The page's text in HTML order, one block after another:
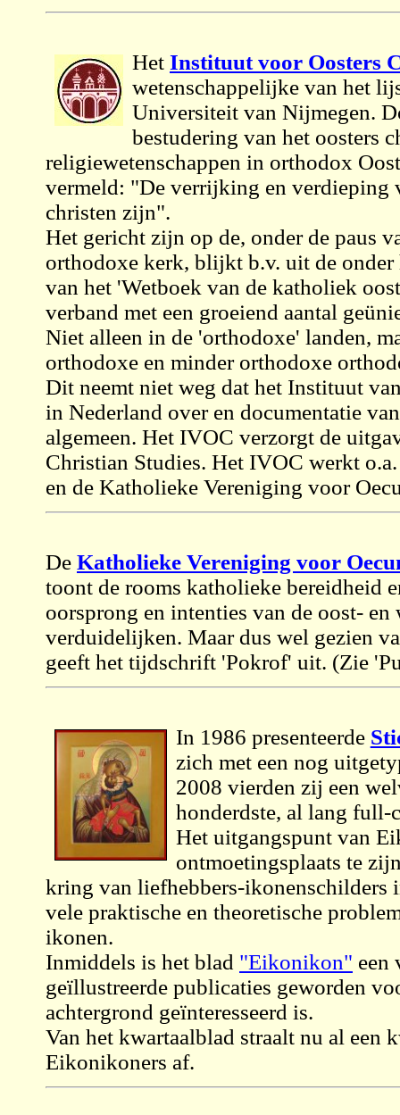
Het Instituut voor Oosters
wetenschappelijke van het
Universiteit van Nijmegen.
bestudering van het oosters
religiewetenschappen in orthodox
vermeld: "De verrijking en verdieping
christen zijn".
Het gericht zijn op de, onder de paus
orthodoxe kerk, blijkt b.v. uit de
van het 'Wetboek van de katholiek
verband met een groeiend aantal
Niet alleen in de 'orthodoxe' landen,
orthodoxe en minder orthodoxe
Dit neemt niet weg dat het Instituut
in Nederland over en documentatie
algemeen. Het IVOC verzorgt de
Christian Studies. Het IVOC werkt
en de Katholieke Vereniging voor
De Katholieke Vereniging voor
toont de rooms katholieke bereidheid
oorsprong en intenties van de oost-
verduidelijken. Maar dus wel gezien
geeft het tijdschrift 'Pokrof' uit. (Zie
In 1986 presenteerde
zich met een nog
2008 vierden zij een
honderdste, al lang full-
Het uitgangspunt van
ontmoetingsplaats te
kring van liefhebbers-ikonenschilders
vele praktische en theoretische
ikonen.
Inmiddels is het blad "Eikonikon" een
geïllustreerde publicaties geworden
achtergrond geïnteresseerd is.
Van het kwartaalblad straalt nu al een
Eikonikoners af.